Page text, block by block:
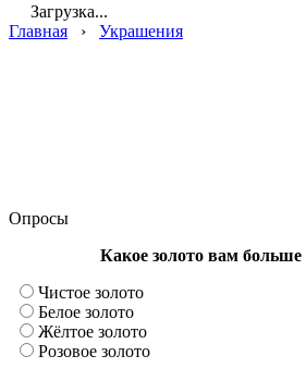
Загрузка...
Главная › Украшения
Опросы
Какое золото вам больше
Чистое золото
Белое золото
Жёлтое золото
Розовое золото